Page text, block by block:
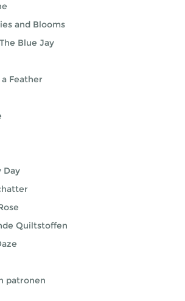
and Blooms
Blue Jay
Feather
Day
Quiltstoffen
patronen